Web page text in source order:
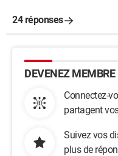
24 réponses
DEVENEZ MEMBRE
Connectez-
partagent
Suivez vos
plus de